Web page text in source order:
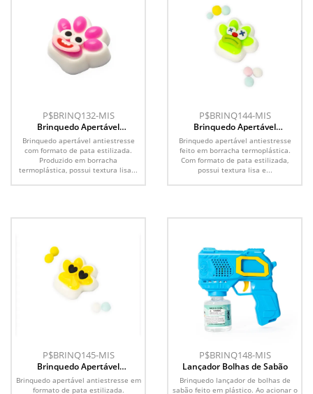
P$BRINQ132-MIS
Brinquedo Apertável
Antiestresse
Brinquedo apertável antiestresse
com formato de pata estilizada.
Produzido em borracha
termoplástica, possui textura lisa...
P$BRINQ144-MIS
Brinquedo Apertável
Antiestresse
Brinquedo apertável antiestresse
feito em borracha termoplástica.
Com formato de pata estilizada,
possui textura lisa e...
P$BRINQ145-MIS
Brinquedo Apertável
Antiestresse
Brinquedo apertável antiestresse em
formato de pata estilizada.
P$BRINQ148-MIS
Lançador Bolhas de Sabão
Brinquedo lançador de bolhas de
sabão feito em plástico. Ao acionar o